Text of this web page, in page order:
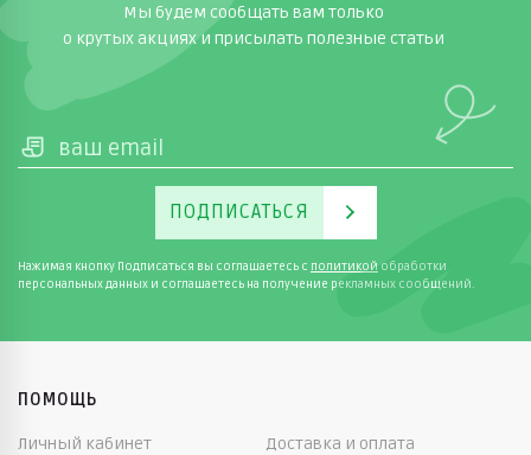
Мы будем сообщать вам только
о крутых акциях и присылать полезные статьи
ПОДПИСАТЬСЯ
Нажимая кнопку Подписаться вы соглашаетесь с политикой обработки
персональных данных и соглашаетесь на получение рекламных сообщений.
ПОМОЩЬ
Личный кабинет Доставка и оплата